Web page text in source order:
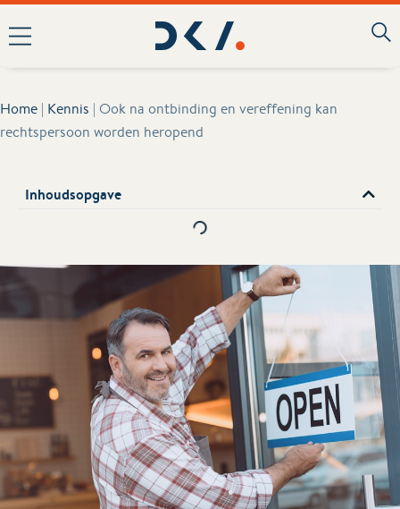
Home | Kennis | Ook na ontbinding en vereffening kan
rechtspersoon worden heropend
Inhoudsopgave